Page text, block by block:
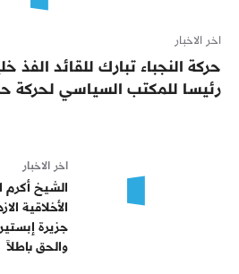
اخر الاخبار
حركة النجباء تبارك للقائد الفذ
رئيسا للمكتب السياسي
اخر الاخبار
الشيخ أكرم
الأخلاقية
جزيرة
والحق باطلاً